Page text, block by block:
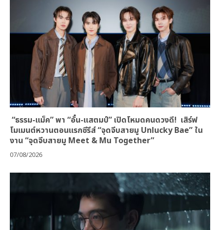
“ธรรม-แม็ค” พา “อั๋น-แสตมป์” เปิดโหมดคนดวงดี! เสิร์ฟ
โมเมนต์หวานตอนแรกซีรีส์ “จุดจีบสายมู Unlucky Bae” ใน
งาน “จุดจีบสายมู Meet & Mu Together”
07/08/2026